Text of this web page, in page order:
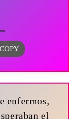
enfermos,
el